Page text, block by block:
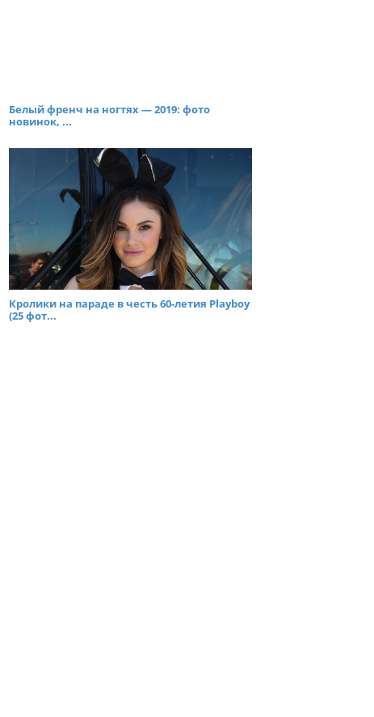
Белый френч на ногтях — 2019: фото
новинок, ...
Кролики на параде в честь 60-летия Playboy
(25 фот...